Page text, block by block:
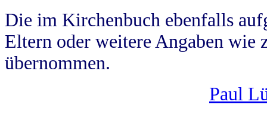
Die im Kirchenbuch ebenfalls
Eltern oder weitere Angaben wie
übernommen.
Paul